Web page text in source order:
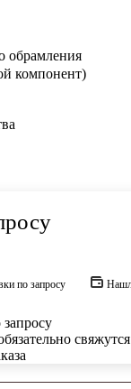
обрамления
компонент)
по запросу